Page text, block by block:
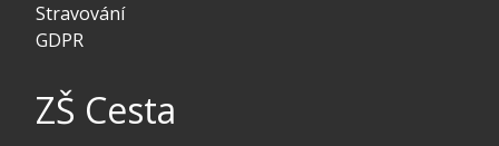
Stravování
GDPR
ZŠ Cesta